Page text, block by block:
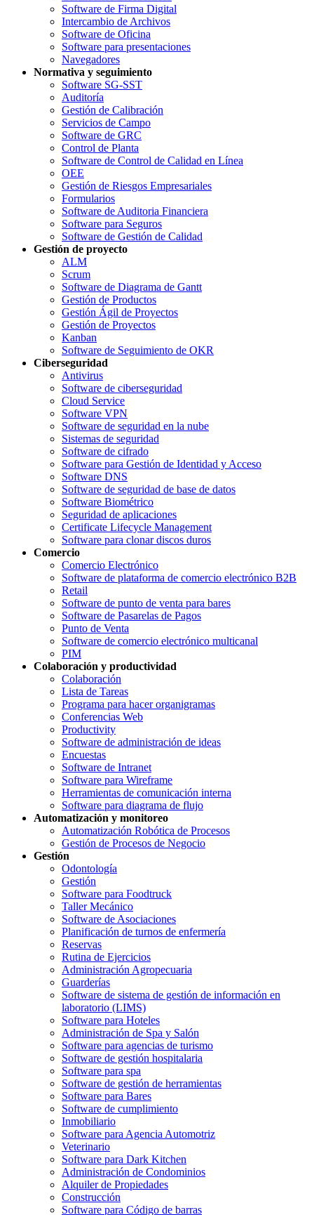
Software de Firma Digital
Intercambio de Archivos
Software de Oficina
Software para presentaciones
Navegadores
Normativa y seguimiento
Software SG-SST
Auditoría
Gestión de Calibración
Servicios de Campo
Software de GRC
Control de Planta
Software de Control de Calidad en Línea
OEE
Gestión de Riesgos Empresariales
Formularios
Software de Auditoria Financiera
Software para Seguros
Software de Gestión de Calidad
Gestión de proyecto
ALM
Scrum
Software de Diagrama de Gantt
Gestión de Productos
Gestión Ágil de Proyectos
Gestión de Proyectos
Kanban
Software de Seguimiento de OKR
Ciberseguridad
Antivirus
Software de ciberseguridad
Cloud Service
Software VPN
Software de seguridad en la nube
Sistemas de seguridad
Software de cifrado
Software para Gestión de Identidad y Acceso
Software DNS
Software de seguridad de base de datos
Software Biométrico
Seguridad de aplicaciones
Certificate Lifecycle Management
Software para clonar discos duros
Comercio
Comercio Electrónico
Software de plataforma de comercio electrónico B2B
Retail
Software de punto de venta para bares
Software de Pasarelas de Pagos
Punto de Venta
Software de comercio electrónico multicanal
PIM
Colaboración y productividad
Colaboración
Lista de Tareas
Programa para hacer organigramas
Conferencias Web
Productivity
Software de administración de ideas
Encuestas
Software de Intranet
Software para Wireframe
Herramientas de comunicación interna
Software para diagrama de flujo
Automatización y monitoreo
Automatización Robótica de Procesos
Gestión de Procesos de Negocio
Gestión
Odontología
Gestión
Software para Foodtruck
Taller Mecánico
Software de Asociaciones
Planificación de turnos de enfermería
Reservas
Rutina de Ejercicios
Administración Agropecuaria
Guarderías
Software de sistema de gestión de información en
laboratorio (LIMS)
Software para Hoteles
Administración de Spa y Salón
Software para agencias de turismo
Software de gestión hospitalaria
Software para spa
Software de gestión de herramientas
Software para Bares
Software de cumplimiento
Inmobiliario
Software para Agencia Automotriz
Veterinario
Software para Dark Kitchen
Administración de Condominios
Alquiler de Propiedades
Construcción
Software para Código de barras